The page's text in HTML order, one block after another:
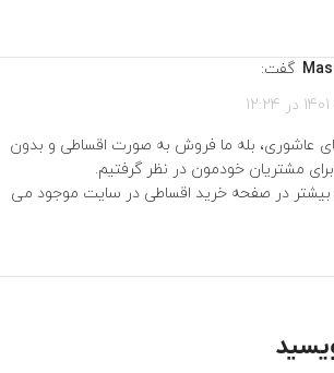
گفت:
عاشوری، بله ما فروش به صورت اقساطی و بدون
مشتریان خودمون در نظر گرفتیم.
بیشتر در صفحه خرید اقساطی در سایت موجود می